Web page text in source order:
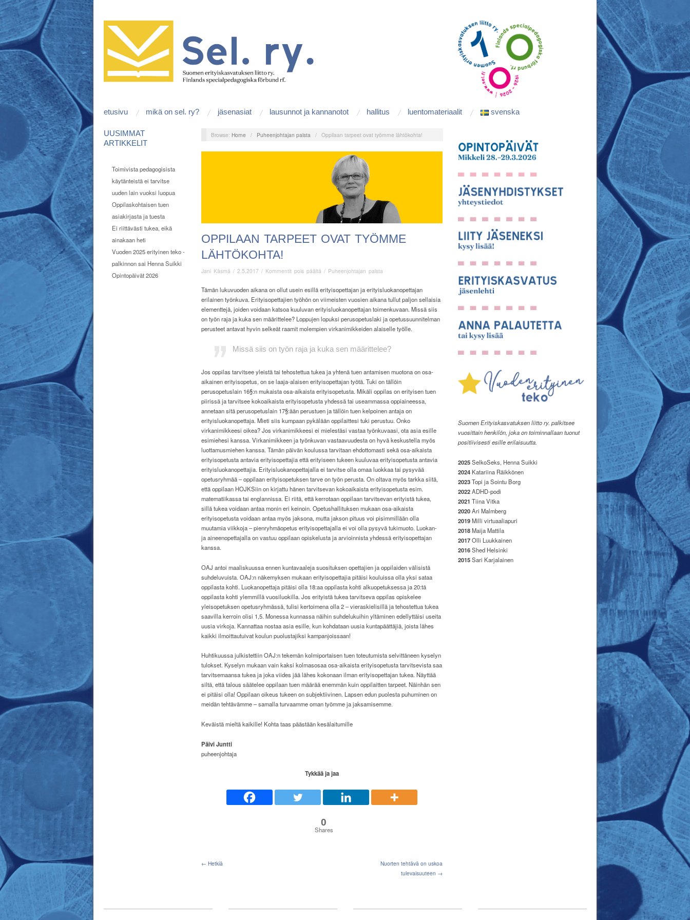
etusivu mikä on sel. ry? jäsenasiat lausunnot ja kannanotot hallitus luentomateriaalit svenska
UUSIMMAT
ARTIKKELIT
Toimivista pedagogisista
käytänteistä ei tarvitse
uuden lain vuoksi luopua
Oppilaskohtaisen tuen
asiakirjasta ja tuesta
Ei riittävästi tukea, eikä
ainakaan heti
Vuoden 2025 erityinen teko -
palkinnon sai Henna Suikki
Opintopäivät 2026
Browse: Home / Puheenjohtajan palsta / Oppilaan tarpeet ovat työmme lähtökohta!
OPPILAAN TARPEET OVAT TYÖMME
LÄHTÖKOHTA!
Jani Käsmä / 2.5.2017 / Kommentit pois päältä artikkelissa
tarpeet
ovat
työmme
lähtökohta!
/ Puheenjohtajan palsta
Tämän lukuvuoden aikana on ollut usein esillä erityisopettajan ja erityisluokanopettajan
erilainen työnkuva. Erityisopettajien työhön on viimeisten vuosien aikana tullut paljon sellaisia
elementtejä, joiden voidaan katsoa kuuluvan erityisluokanopettajan toimenkuvaan. Missä siis
on työn raja ja kuka sen määrittelee? Loppujen lopuksi perusopetuslaki ja opetussuunnitelman
perusteet antavat hyvin selkeät raamit molempien virkanimikkeiden alaiselle työlle.
Missä siis on työn raja ja kuka sen määrittelee?
Jos oppilas tarvitsee yleistä tai tehostettua tukea ja yhtenä tuen antamisen muotona on osa-
aikainen erityisopetus, on se laaja-alaisen erityisopettajan työtä. Tuki on tällöin
perusopetuslain 16§:n mukaista osa-aikaista erityisopetusta. Mikäli oppilas on erityisen tuen
piirissä ja tarvitsee kokoaikaista erityisopetusta yhdessä tai useammassa oppiaineessa,
annetaan sitä perusopetuslain 17§:ään perustuen ja tällöin tuen kelpoinen antaja on
erityisluokanopettaja. Mieti siis kumpaan pykälään oppilaittesi tuki perustuu. Onko
virkanimikkeesi oikea? Jos virkanimikkeesi ei mielestäsi vastaa työnkuvaasi, ota asia esille
esimiehesi kanssa. Virkanimikkeen ja työnkuvan vastaavuudesta on hyvä keskustella myös
luottamusmiehen kanssa. Tämän päivän koulussa tarvitaan ehdottomasti sekä osa-aikaista
erityisopetusta antavia erityisopettajia että erityiseen tukeen kuuluvaa erityisopetusta antavia
erityisluokanopettajia. Erityisluokanopettajalla ei tarvitse olla omaa luokkaa tai pysyvää
opetusryhmää – oppilaan erityisopetuksen tarve on työn perusta. On oltava myös tarkka siitä,
että oppilaan HOJKSiin on kirjattu hänen tarvitsevan kokoaikaista erityisopetusta esim.
matematiikassa tai englannissa. Ei riitä, että kerrotaan oppilaan tarvitsevan erityistä tukea,
sillä tukea voidaan antaa monin eri keinoin. Opetushallituksen mukaan osa-aikaista
erityisopetusta voidaan antaa myös jaksona, mutta jakson pituus voi pisimmillään olla
muutamia viikkoja – pienryhmäopetus erityisopettajalla ei voi olla pysyvä tukimuoto. Luokan-
ja aineenopettajalla on vastuu oppilaan opiskelusta ja arvioinnista yhdessä erityisopettajan
kanssa.
OAJ antoi maaliskuussa ennen kuntavaaleja suosituksen opettajien ja oppilaiden välisistä
suhdeluvuista. OAJ:n näkemyksen mukaan erityisopettajia pitäisi kouluissa olla yksi sataa
oppilasta kohti. Luokanopettaja pitäisi olla 18:aa oppilasta kohti alkuopetuksessa ja 20:tä
oppilasta kohti ylemmillä vuosiluokilla. Jos erityistä tukea tarvitseva oppilas opiskelee
yleisopetuksen opetusryhmässä, tulisi kertoimena olla 2 – vieraskielisillä ja tehostettua tukea
saavilla kerroin olisi 1,5. Monessa kunnassa näihin suhdelukuihin yltäminen edellyttäisi useita
uusia virkoja. Kannattaa nostaa asia esille, kun kohdataan uusia kuntapäättäjiä, joista lähes
kaikki ilmoittautuivat koulun puolustajiksi kampanjoissaan!
Huhtikuussa julkistettiin OAJ:n tekemän kolmiportaisen tuen toteutumista selvittäneen kyselyn
tulokset. Kyselyn mukaan vain kaksi kolmasosaa osa-aikaista erityisopetusta tarvitsevista saa
tarvitsemaansa tukea ja joka viides jää lähes kokonaan ilman erityisopettajan tukea. Näyttää
siltä, että talous säätelee oppilaan tuen määrää enemmän kuin oppilaitten tarpeet. Näinhän sen
ei pitäisi olla! Oppilaan oikeus tukeen on subjektiivinen. Lapsen edun puolesta puhuminen on
meidän tehtävämme – samalla turvaamme oman työmme ja jaksamisemme.
Keväistä mieltä kaikille! Kohta taas päästään kesälaitumille
Päivi Juntti
puheenjohtaja
Tykkää ja jaa
0
Shares
← Hetkiä
Nuorten tehtävä on uskoa
tulevaisuuteen →
Suomen Erityiskasvatuksen liitto ry. palkitsee
vuosittain henkilön, joka on toiminnallaan tuonut
positiivisesti esille erilaisuutta.
2025SelkoSeks, Henna Suikki
2024 Katariina Räikkönen
2023Topi ja Sointu Borg
2022ADHD-podi
2021 Tiina Vitka
2020Ari Malmberg
2019Milli virtuaaliapuri
2018Maija Mattila
2017Olli Luukkainen
2016Shed Helsinki
2015Sari Karjalainen